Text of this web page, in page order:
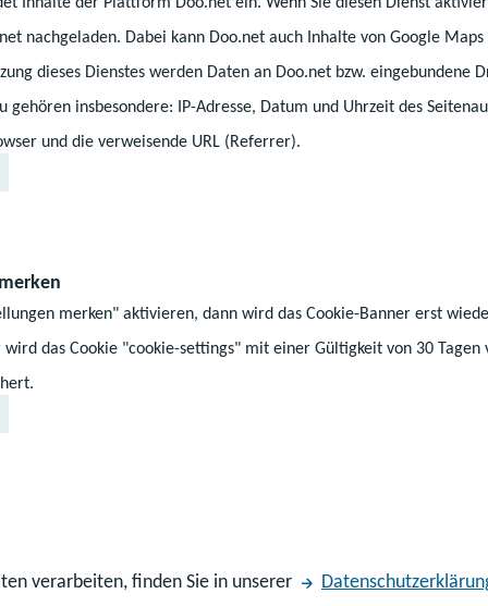
nachgeladen. Dabei kann Doo.net auch Inhalte von Google
dieses Dienstes werden Daten an Doo.net bzw. eingebundene
gehören insbesondere: IP-Adresse, Datum und Uhrzeit des
und die verweisende URL (Referrer).
merken" aktivieren, dann wird das Cookie-Banner erst
das Cookie "cookie-settings" mit einer Gültigkeit von 30 Tagen
verarbeiten, finden Sie in unserer
копія перекладу свідоцтва про освіту з
свідоцтва про освіту або іншого
присяжним перекладачем у Німеччині);
статусу біженця відповідно до
і біженців (
можна провести, наприклад, у державних
або в нотаріусів.
мовою має бути виконаний письмовим
і присяжним у Німеччині (або в ЄС).